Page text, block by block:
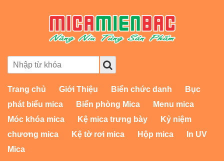
Trang chủ Giới Thiệu Biển chức danh
Bục
phát biểu mica
Biển phòng Mica
Menu mica
Móc khóa mica
Kệ mica trưng bày
Kỷ niệm
chương mica
Kệ tờ rơi mica Hộp mica
In UV
Mica